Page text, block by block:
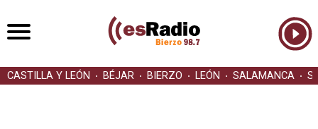
CASTILLA Y LEÓN BÉJAR BIERZO LEÓN SALAMANCA